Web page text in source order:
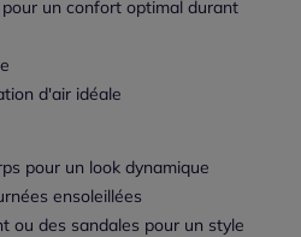
un confort optimal durant
d'air idéale
pour un look dynamique
ensoleillées
ou des sandales pour un style